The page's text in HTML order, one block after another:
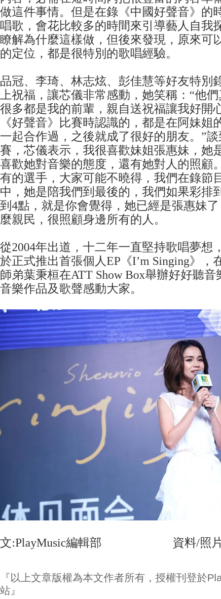
做這件事情。但是在錄《中國好聲音》的
唱歌，會花比較多的時間來引導藝人自我
瞭解為什麼這樣做，但後來發現，原來可
的定位，都是很特別的歌唱經驗。
品冠、李琦、林志炫、彭佳慧等好友特別
上祝福，讓芯儀非常感動，她笑稱：“他
很多都是我的前輩，親自送祝福讓我好開
《好聲音》比賽時認識的，都是在阿妹姐
一起合作過，之後就成了很好的朋友。”
賽，芯儀表示，我很喜歡妹姐張惠妹，她
喜歡她對音樂的態度，還有她對人的照顧
有的選手，大家可能不曉得，我們在錄節
中，她是陪我們到最後的，我們如果彩排
到4點，就是你會覺得，她已經是張惠妹
麼親民，很照顧身邊所有的人。
從2004年出道，十二年一直堅持歌唱夢想
於正式推出首張個人EP《I’m Singing》，
師弟葉秉桓在ATT Show Box舉辦好好聽
音樂作品及歌聲感動大家。
文:PlayMusic編輯部 資料/照片:
『以上文章版權為本文作者所有，授權刊登於
站』